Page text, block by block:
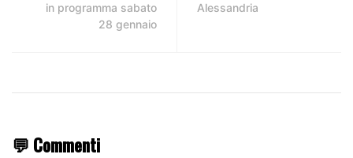
in programma sabato
28 gennaio
Alessandria
💬 Commenti